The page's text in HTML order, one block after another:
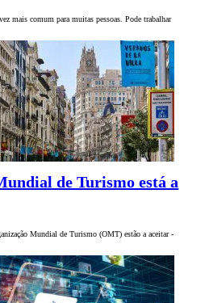
mais comum para muitas pessoas. Pode trabalhar
de Turismo está a
Mundial de Turismo (OMT) estão a aceitar -